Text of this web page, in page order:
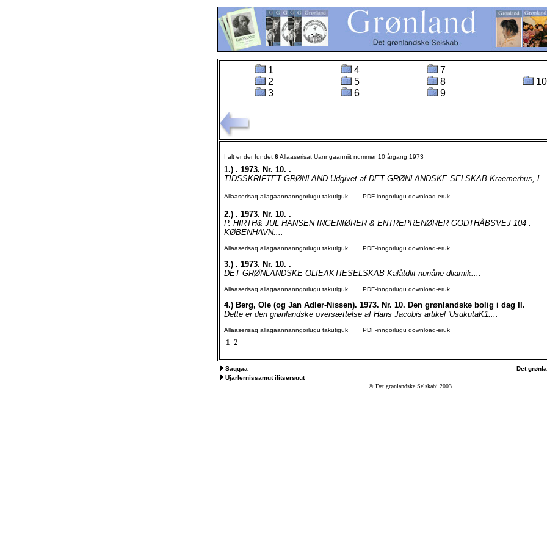
1
2
3
4
5
6
7
8
9
10
I alt er der fundet 6Allaaserisat Uanngaanniit nummer 10 årgang 1973
1.) . 1973. Nr. 10. .
TIDSSKRIFTET GRØNLAND Udgivet af DET GRØNLANDSKE SELSKAB Kraemerhus,
Allaaserisaq allagaannanngorlugu takutiguk PDF-inngorlugu download-eruk
2.) . 1973. Nr. 10. .
P. HIRTH& JUL HANSEN INGENIØRER & ENTREPRENØRER GODTHÅBSVEJ 104 .
KØBENHAVN....
Allaaserisaq allagaannanngorlugu takutiguk PDF-inngorlugu download-eruk
3.) . 1973. Nr. 10. .
DET GRØNLANDSKE OLIEAKTIESELSKAB Kalåtdlit-nunåne dliamik....
Allaaserisaq allagaannanngorlugu takutiguk PDF-inngorlugu download-eruk
4.) Berg, Ole (og Jan Adler-Nissen). 1973. Nr. 10. Den grønlandske bolig i dag II.
Dette er den grønlandske oversættelse af Hans Jacobis artikel 'UsukutaK1....
Allaaserisaq allagaannanngorlugu takutiguk PDF-inngorlugu download-eruk
1 2
Saqqaa
Det
Ujarlernissamut ilitsersuut
© Det grønlandske Selskabi 2003